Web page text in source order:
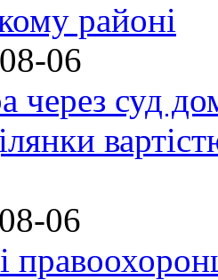
районі
06
через суд
06